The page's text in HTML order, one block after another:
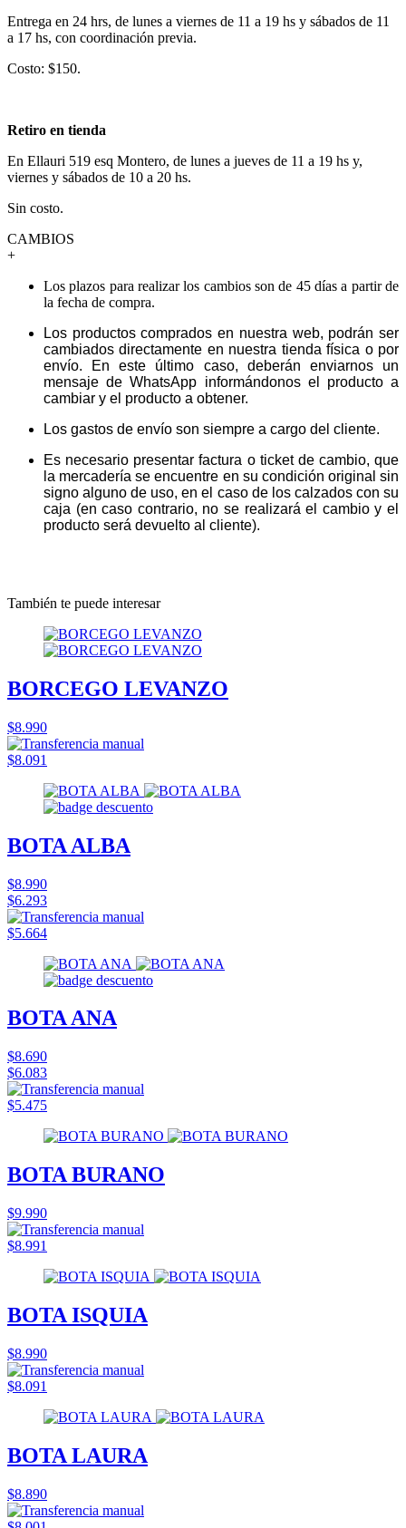
Entrega en 24 hrs, de lunes a viernes de 11 a 19 hs y sábados de 11
a 17 hs, con coordinación previa.
Costo: $150.
Retiro en tienda
En Ellauri 519 esq Montero, de lunes a jueves de 11 a 19 hs y,
viernes y sábados de 10 a 20 hs.
Sin costo.
CAMBIOS
+
Los plazos para realizar los cambios son de 45 días a partir de
la fecha de compra.
Los productos comprados en nuestra web, podrán ser
cambiados directamente en nuestra tienda física o por
envío. En este último caso, deberán enviarnos un
mensaje de WhatsApp informándonos el producto a
cambiar y el producto a obtener.
Los gastos de envío son siempre a cargo del cliente.
Es necesario presentar factura o ticket de cambio, que
la mercadería se encuentre en su condición original sin
signo alguno de uso, en el caso de los calzados con su
caja (en caso contrario, no se realizará el cambio y el
producto será devuelto al cliente).
También te puede interesar
BORCEGO LEVANZO
$8.990
$8.091
BOTA ALBA
$8.990
$6.293
$5.664
BOTA ANA
$8.690
$6.083
$5.475
BOTA BURANO
$9.990
$8.991
BOTA ISQUIA
$8.990
$8.091
BOTA LAURA
$8.890